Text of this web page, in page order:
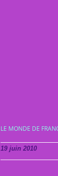
LE MONDE DE
19 juin 2010